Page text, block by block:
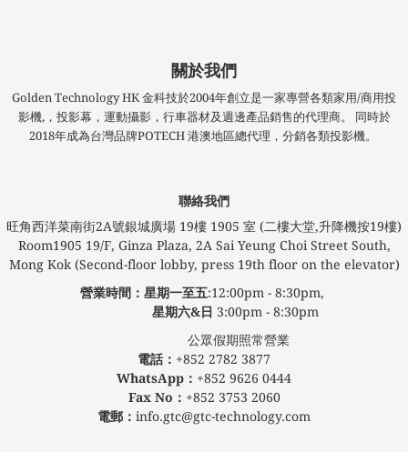
關於我們
Golden Technology HK 金科技於2004年創立是一家專營各類家用/商用投
影機,，投影幕，運動攝影，行車器材及週邊產品銷售的代理商。 同時於
2018年成為台灣品牌POTECH 港澳地區總代理，分銷各類投影機。
聯絡我們
旺角西洋菜南街2A號銀城廣場​ 19樓 1905 室 (二樓大堂,升降機按19樓)
Room1905 19/F, Ginza Plaza, 2A Sai Yeung Choi Street South,
Mong Kok (Second-floor lobby, press 19th floor on the elevator)
營業時間：星期一至五:12:00pm - 8:30pm,
星期六&日 3:00pm - 8:30pm
公眾假期照常營業
電話： +852 2782 3877
WhatsApp： +852 9626 0444
Fax No： +852 3753 2060
電郵： info.gtc@gtc-technology.com